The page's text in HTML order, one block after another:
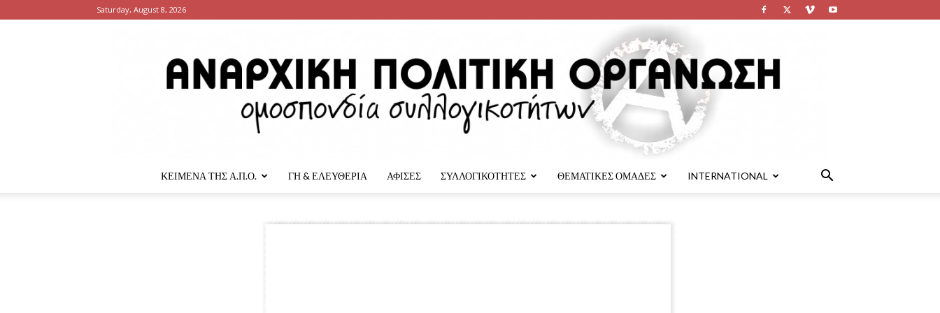
Saturday, August 8, 2026
ΚΕΙΜΕΝΑ ΤΗΣ Α.Π.Ο. ΓΗ & ΕΛΕΥΘΕΡΙΑ ΑΦΙΣΕΣ ΣΥΛΛΟΓΙΚΟΤΗΤΕΣ ΘΕΜΑΤΙΚΕΣ ΟΜΑΔΕΣ INTERNATIONAL